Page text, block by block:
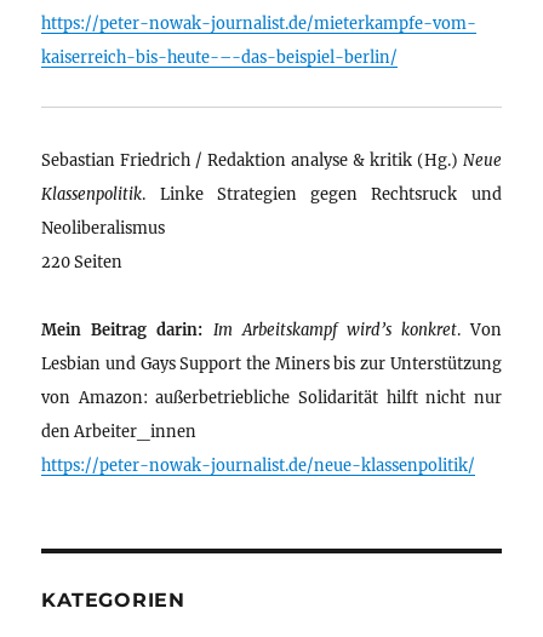
https://peter-nowak-journalist.de/mieterkampfe-vom-
kaiserreich-bis-heute-–-das-beispiel-berlin/
Sebastian Friedrich / Redaktion analyse & kritik (Hg.) Neue
Klassenpolitik. Linke Strategien gegen Rechtsruck und
Neoliberalismus
220 Seiten
Mein Beitrag darin: Im Arbeitskampf wird’s konkret. Von
Lesbian und Gays Support the Miners bis zur Unterstützung
von Amazon: außerbetriebliche Solidarität hilft nicht nur
den Arbeiter_innen
https://peter-nowak-journalist.de/neue-klassenpolitik/
KATEGORIEN